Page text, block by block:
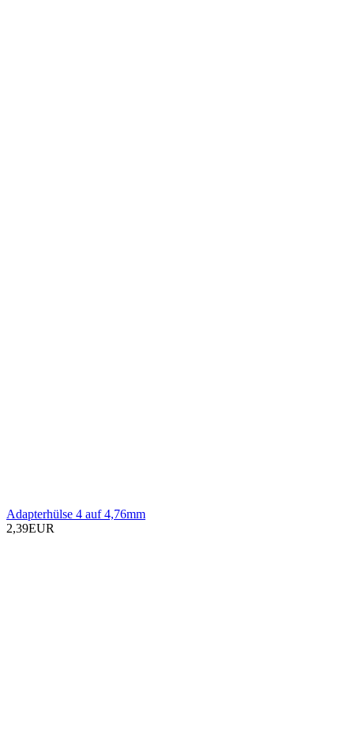
Adapterhülse 4 auf 4,76mm
2,39EUR